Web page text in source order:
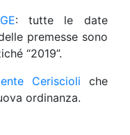
: tutte le date
premesse sono
“2019”.
Ceriscioli che
ordinanza.